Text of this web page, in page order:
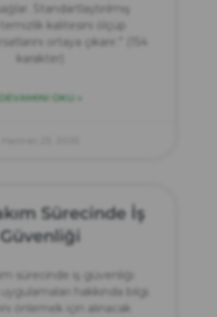
Standartlaştırılmış
temizlik kalitesini ölçüp
ortaya çıkarır.” (154
karakter)
DEVAMINI OKU »
Sürecinde İş
Güvenliği
sürecinde iş güvenliği
hakkında bilgi.
önlemek için alınacak